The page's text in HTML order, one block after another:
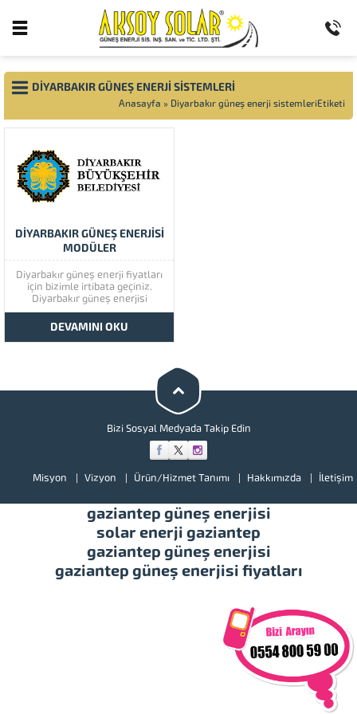
DIYARBAKIR GÜNEŞ ENERJI SISTEMLERI
Anasayfa » Diyarbakır güneş enerji sistemleriEtiketi
DİYARBAKIR GÜNEŞ ENERJİSİ
MODÜLER
Diyarbakır güneş enerji fiyatları
için bizimle irtibata geçiniz.
Diyarbakır güneş enerjisi
müşteri memnuniyetine çok
önem vermektedir. Diyarbakır
güneş enerjisinin kaliteli
ürünlerini görmek için lütfen
hizmet vermekteyiz. Tüm soru,...
DEVAMINI OKU
Bizi Sosyal Medyada Takip Edin
Misyon Vizyon Ürün/Hizmet Tanımı Hakkımızda İletişim
gaziantep güneş enerjisi
solar enerji gaziantep
gaziantep güneş enerjisi
gaziantep güneş enerjisi fiyatları